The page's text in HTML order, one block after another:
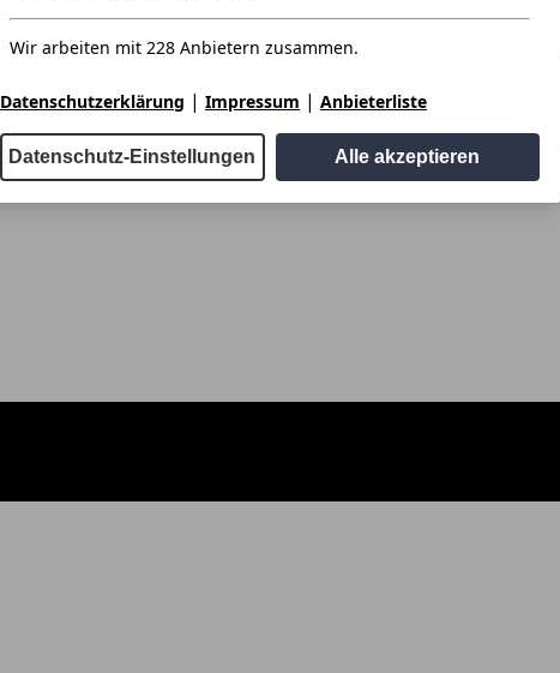
Wir arbeiten mit 228 Anbietern zusammen.
Datenschutzerklärung | Impressum | Anbieterliste
Datenschutz-Einstellungen Alle akzeptieren